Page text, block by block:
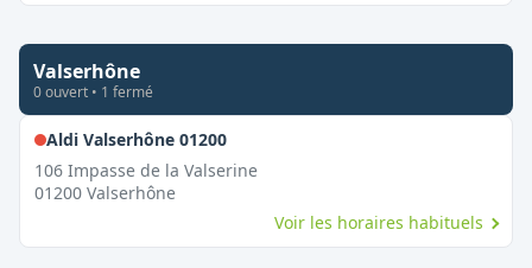
Valserhône
0ouvert • 1 fermé
Aldi Valserhône 01200,
106 Impasse de la Valserine
01200 Valserhône
Voir les horaires habituels